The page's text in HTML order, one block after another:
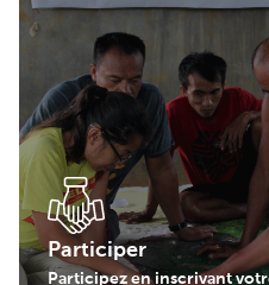
Participer
Participez en inscrivant